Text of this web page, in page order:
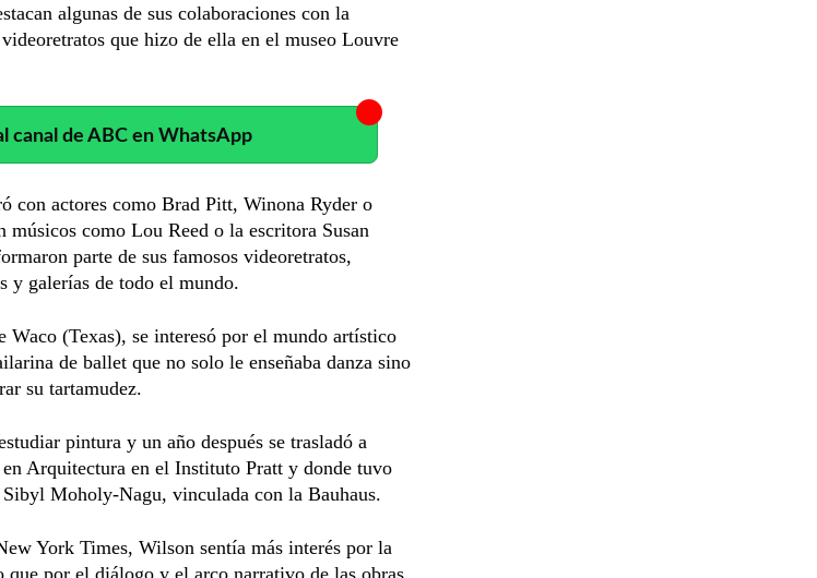
algunas de sus colaboraciones con la
que hizo de ella en el museo Louvre
canal de ABC en WhatsApp
con actores como Brad Pitt, Winona Ryder o
músicos como Lou Reed o la escritora Susan
parte de sus famosos videoretratos,
y galerías de todo el mundo.
Waco (Texas), se interesó por el mundo artístico
de ballet que no solo le enseñaba danza sino
su tartamudez.
pintura y un año después se trasladó a
Arquitectura en el Instituto Pratt y donde tuvo
Moholy-Nagu, vinculada con la Bauhaus.
York Times, Wilson sentía más interés por la
por el diálogo y el arco narrativo de las obras.